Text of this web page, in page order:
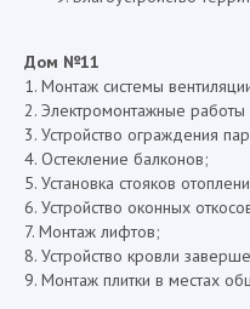
Дом №11
1. Монтаж системы
2. Электромонтажные
3. Устройство ограждения
4. Остекление балконов;
5. Установка стояков
6. Устройство оконных
7. Монтаж лифтов;
8. Устройство кровли
9. Монтаж плитки в местах